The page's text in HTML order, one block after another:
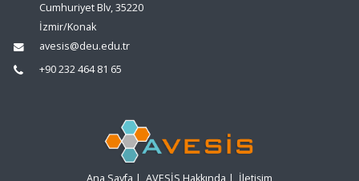
Cumhuriyet Blv, 35220
İzmir/Konak
avesis@deu.edu.tr
+90 232 464 81 65
Ana Sayfa | AVESİS Hakkında | İletişim